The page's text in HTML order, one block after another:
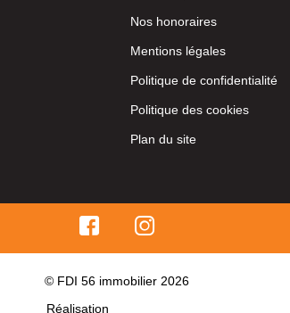
Nos honoraires
Mentions légales
Politique de confidentialité
Politique des cookies
Plan du site
© FDI 56 immobilier 2026
Réalisation